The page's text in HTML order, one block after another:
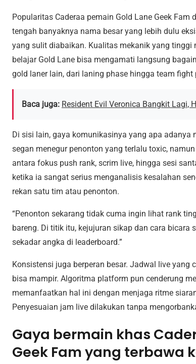
Popularitas Caderaa pemain Gold Lane Geek
tengah banyaknya nama besar yang lebih dulu
yang sulit diabaikan. Kualitas mekanik yang
belajar Gold Lane bisa mengamati langsung
gold laner lain, dari laning phase hingga team fight
Baca juga: Resident Evil Veronica Bangkit Lagi,
Di sisi lain, gaya komunikasinya yang apa
segan menegur penonton yang terlalu toxic,
antara fokus push rank, scrim live, hingga sesi
ketika ia sangat serius menganalisis kesalahan
rekan satu tim atau penonton.
“Penonton sekarang tidak cuma ingin lihat rank
bareng. Di titik itu, kejujuran sikap dan cara bicara
sekadar angka di leaderboard.”
Konsistensi juga berperan besar. Jadwal live
bisa mampir. Algoritma platform pun cenderung
memanfaatkan hal ini dengan menjaga ritme
Penyesuaian jam live dilakukan tanpa
Gaya bermain khas
Geek Fam yang terbawa